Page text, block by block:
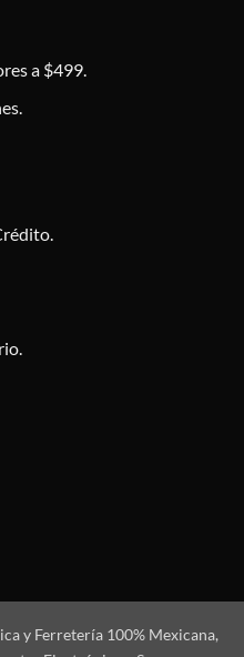
a $499.
y Ferretería 100% Mexicana,